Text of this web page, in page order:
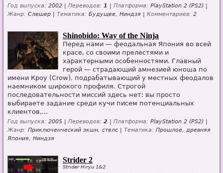
Год выпуска: 2002 | Переводов: 1 | Платформа: PlayStation 2 (PS2) |
Жанр: Слешер | Тематика: Будущее, Ниндзя | Комментариев: 2
Shinobido: Way of the Ninja
Перед нами — феодальная Япония во всей
красе, со своими прелестями и
характерными особенностями. Главный
герой — страдающий амнезией юноша по
имени Кроу (Crow), подрабатывающий у местных феодалов
наемником широкого профиля. Строгой
последовательности миссий здесь нет: вы просто
выбираете задание среди кучи писем потенциальных
клиентов,...
Год выпуска: 2005 | Переводов: 2 | Платформа: PlayStation 2 (PS2) |
Жанр: Приключенческий экшн, стелс | Тематика: Прошлое, древняя
Япония, Ниндзя
Strider 2
Strider Hiryu 1&2